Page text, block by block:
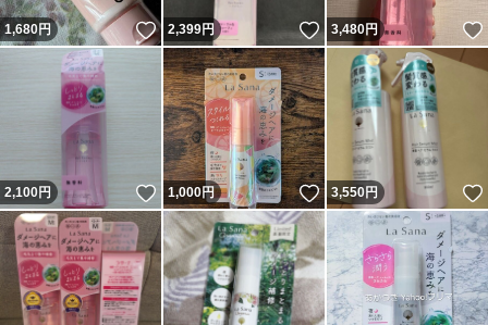
1,680円 いいね！
2,399円 いいね！
3,480円
2,100円 いいね！
1,000円 いいね！
3,550円